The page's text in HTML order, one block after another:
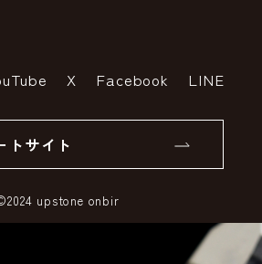
とは
X Facebook LINE
トサイト
upstone onbir